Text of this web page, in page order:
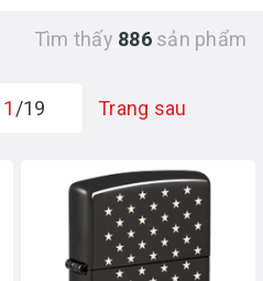
Tìm thấy 886sản phẩm
1 /19 Trang sau